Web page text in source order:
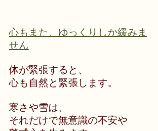
心もまた、ゆっくりしか緩みま
せん
体が緊張すると、
心も自然と緊張します。
寒さや雪は、
それだけで無意識の不安や